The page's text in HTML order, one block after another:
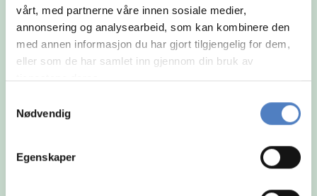
vårt, med partnerne våre innen sosiale medier,
annonsering og analysearbeid, som kan kombinere den
med annen informasjon du har gjort tilgjengelig for dem,
eller som de har samlet inn gjennom din bruk av
tjenestene deres.
Nødvendig
Egenskaper